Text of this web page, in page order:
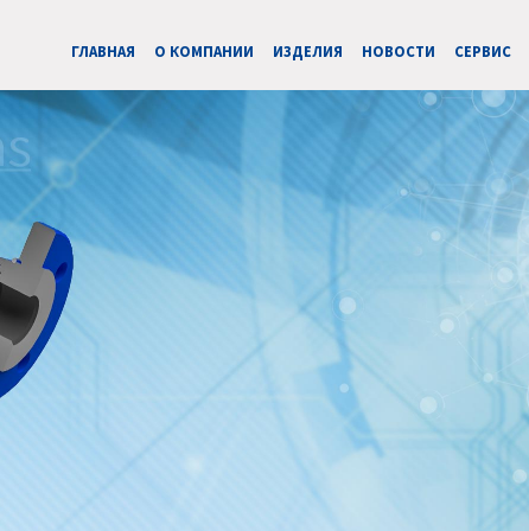
ГЛАВНАЯ О КОМПАНИИ ИЗДЕЛИЯ НОВОСТИ CЕРВИС